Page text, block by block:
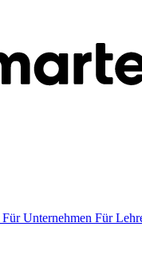
Für Unternehmen Für